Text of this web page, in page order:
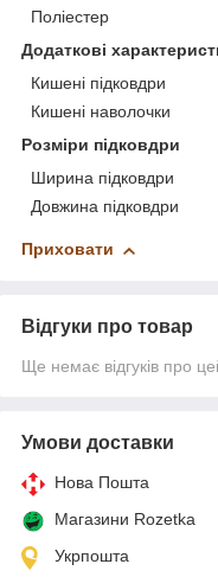
Поліестер
Додаткові
Кишені підковдри
Кишені наволочки
Розміри підковдри
Ширина підковдри
Довжина підковдри
Приховати
Відгуки про товар
Ще немає відгуків про
Умови доставки
Нова Пошта
Магазини Rozetka
Укрпошта